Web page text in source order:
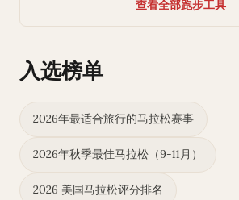
查看全部跑步工具
入选榜单
2026年最适合旅行的马拉松赛事
2026年秋季最佳马拉松（9-11月）
2026 美国马拉松评分排名